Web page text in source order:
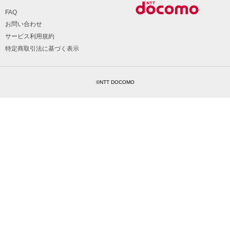
FAQ
お問い合わせ
サービス利用規約
特定商取引法に基づく表示
©NTT DOCOMO